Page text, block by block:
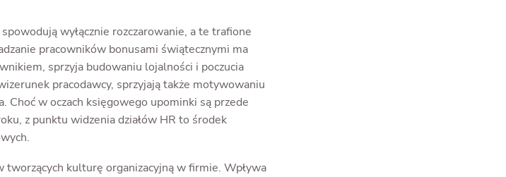
wyłącznie rozczarowanie, a te trafione
pracowników bonusami świątecznymi ma
sprzyja budowaniu lojalności i poczucia
pracodawcy, sprzyjają także motywowaniu
Choć w oczach księgowego upominki są przede
z punktu widzenia działów HR to środek
kulturę organizacyjną w firmie. Wpływa